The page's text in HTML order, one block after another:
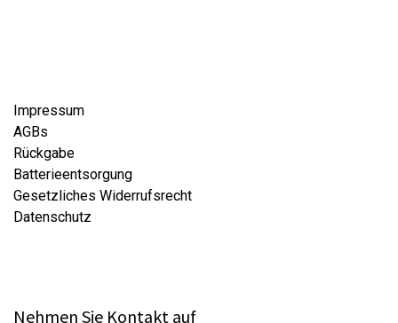
Impressum
AGBs
Rückgabe
Batterieentsorgung
Gesetzliches Widerrufsrecht
Datenschutz
Nehmen Sie Kontakt auf